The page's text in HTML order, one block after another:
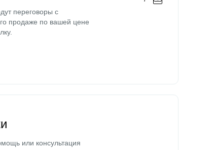
переговоры с
продаже по вашей цене
или консультация